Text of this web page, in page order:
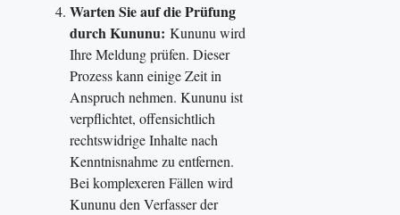
Warten Sie auf die Prüfung
durch Kununu: Kununu wird
Ihre Meldung prüfen. Dieser
Prozess kann einige Zeit in
Anspruch nehmen. Kununu ist
verpflichtet, offensichtlich
rechtswidrige Inhalte nach
Kenntnisnahme zu entfernen.
Bei komplexeren Fällen wird
Kununu den Verfasser der